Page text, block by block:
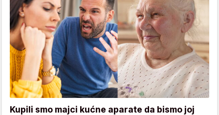
Kupili smo majci kućne aparate da bismo joj